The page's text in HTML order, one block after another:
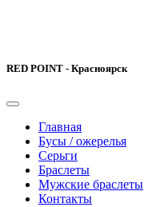
RED POINT - Красноярск
Главная
Бусы / ожерелья
Серьги
Браслеты
Мужские браслеты
Контакты